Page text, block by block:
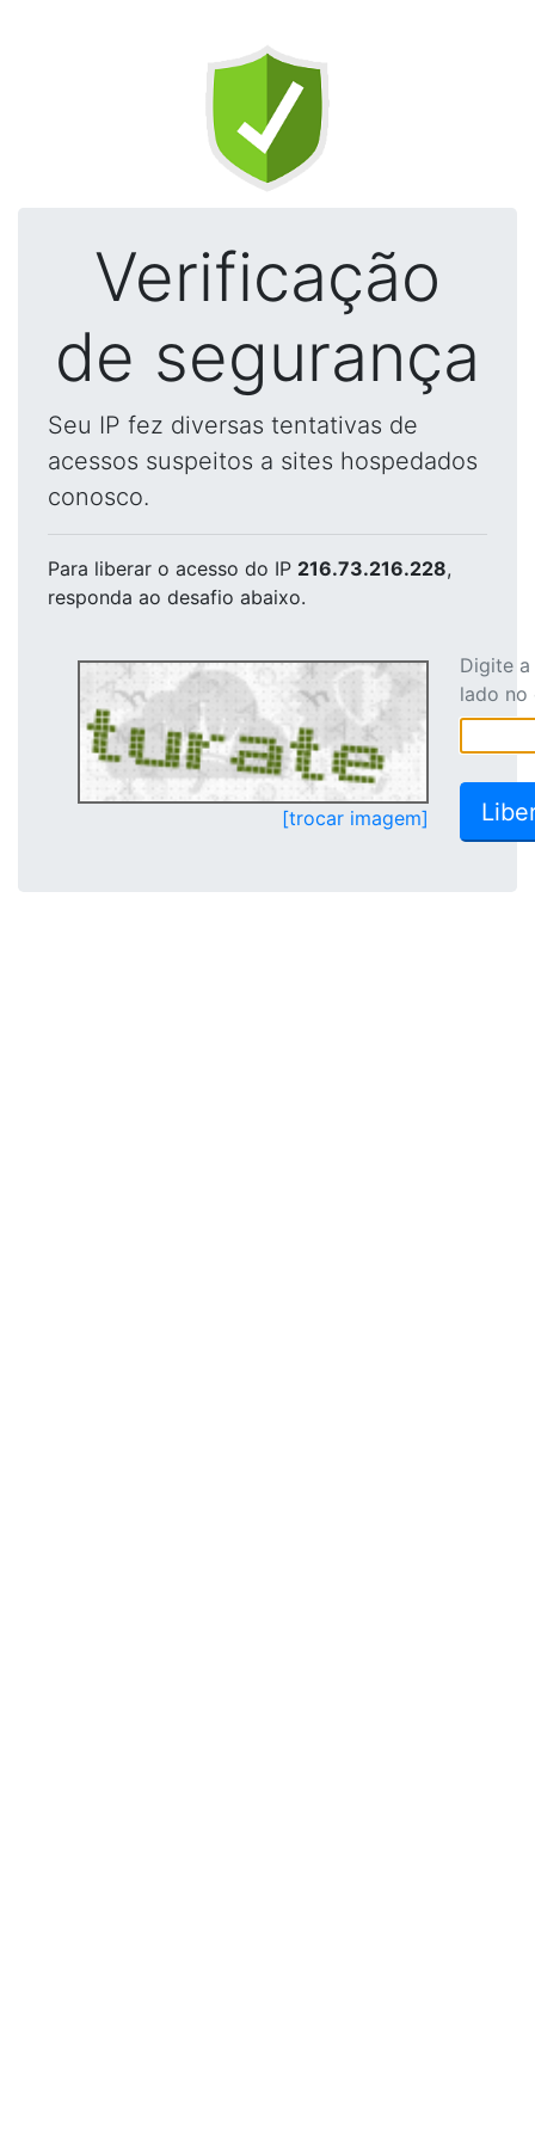
Verificação
de segurança
Seu IP fez diversas tentativas de
acessos suspeitos a sites hospedados
conosco.
Para liberar o acesso do IP 216.73.216.228,
responda ao desafio abaixo.
[trocar imagem]
Digite
lado no